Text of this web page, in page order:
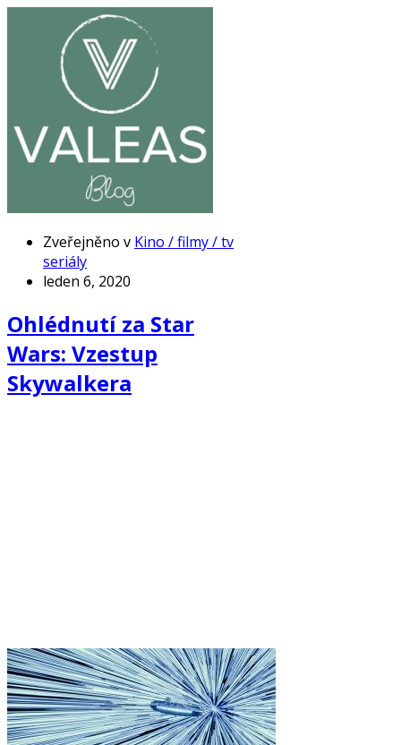
Zveřejněno v Kino / filmy / tv
seriály
leden 6, 2020
Ohlédnutí za Star
Wars: Vzestup
Skywalkera